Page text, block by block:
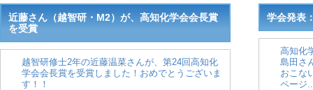
近藤さん（越智研・M2）が、高知化学会会長賞
を受賞
越智研修士2年の近藤温菜さんが、第24回高知化
学会会長賞を受賞しました！おめでとうございま
す！！
学会発表
高知化
島田さ
おこな
ページ